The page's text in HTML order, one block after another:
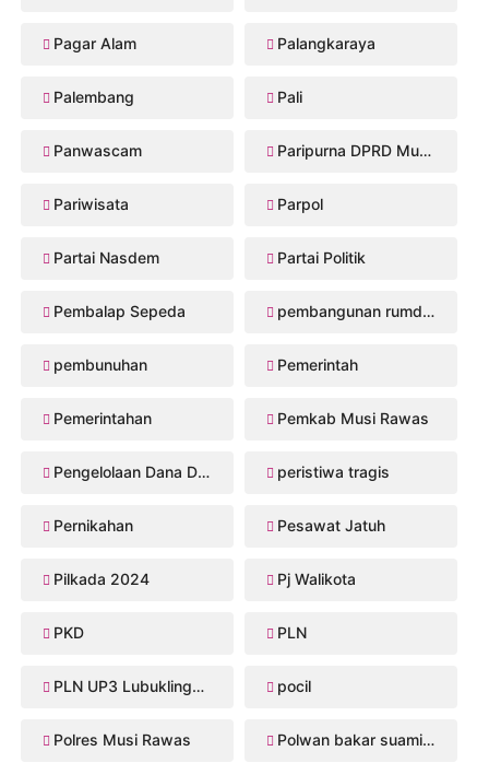
Pagar Alam Palangkaraya
Palembang Pali
Panwascam Paripurna DPRD Musi Rawas
Pariwisata Parpol
Partai Nasdem Partai Politik
Pembalap Sepeda pembangunan rumdis Musi Rawas
pembunuhan Pemerintah
Pemerintahan Pemkab Musi Rawas
Pengelolaan Dana Desa peristiwa tragis
Pernikahan Pesawat Jatuh
Pilkada 2024 Pj Walikota
PKD PLN
PLN UP3 Lubuklinggau pocil
Polres Musi Rawas Polwan bakar suaminya